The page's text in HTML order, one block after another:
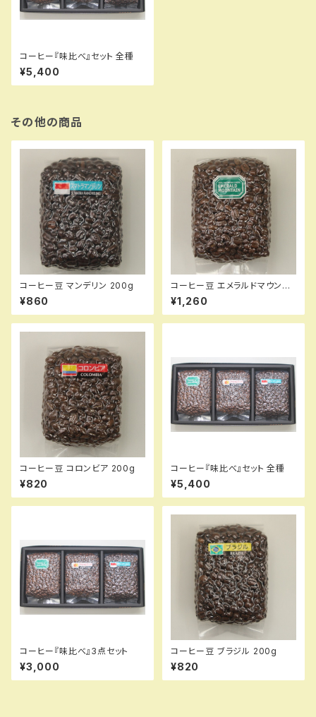
コーヒー『味比べ』セット 全種
¥5,400
その他の商品
コーヒー豆 マンデリン 200g
¥860
コーヒー豆 エメラルドマウンテ
ン 200g
¥1,260
コーヒー豆 コロンビア 200g
¥820
コーヒー『味比べ』セット 全種
¥5,400
コーヒー『味比べ』3点セット
¥3,000
コーヒー豆 ブラジル 200g
¥820